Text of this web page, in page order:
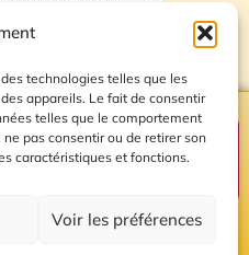
technologies telles que les
appareils. Le fait de consentir
telles que le comportement
pas consentir ou de retirer son
caractéristiques et fonctions.
Voir les préférences